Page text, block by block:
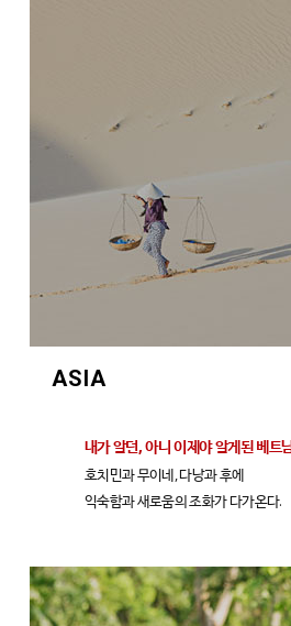
ASIA
내가 알던, 아니 이제야 알게된 베트
호치민과 무이네, 다낭과 후에
익숙함과 새로움의 조화가 다가온다.